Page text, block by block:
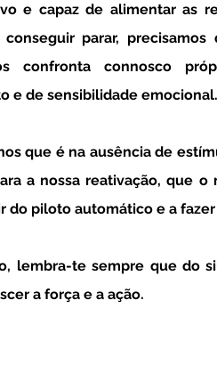
e capaz de alimentar as
conseguir parar,
confronta connosco
e de sensibilidade emocional.
a nossa reativação, que
do piloto automático e a
a força e a ação.